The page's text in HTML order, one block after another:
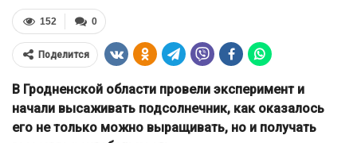
0
152
Поделится
В Гродненской области провели эксперимент и
начали высаживать подсолнечник, как оказалось
его не только можно выращивать, но и получать